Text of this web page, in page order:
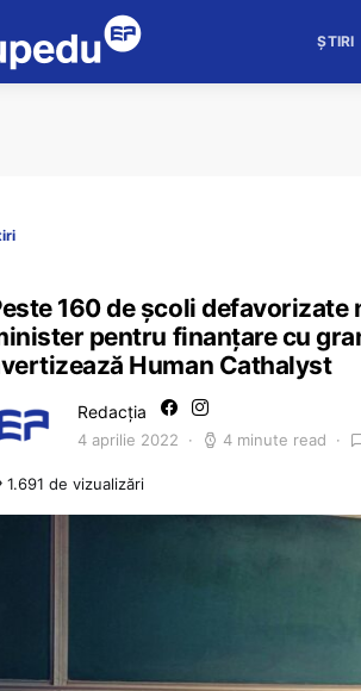
ȘTIRI
160 de școli
pentru finanțare cu
Human Cathalyst
Redacția
4 aprilie 2022 4 minute read
1.691 de vizualizări